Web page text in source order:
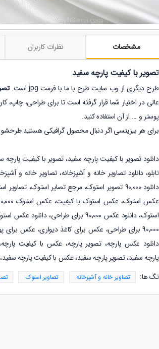
مشخصات نظرات کاربران
تصویر با کیفیت پارچه سفید
طرح دیگری از وب سایت طرح با ما با فرمت jpg است.
عالی در اختیار شما قرار گرفته است تا برای طراحی،
پوستر و ... از آن استفاده کنید.
برای هر بیزینسی اگر دنبال محصول گرافیکی هستید طرحشو
دانلود تصویر با کیفیت پارچه سفید،تصویر با کیفیت پارچه
تابلو، دانلودتصاویر خانه و آشپزخانه،تصاویر خانه و
استوک، دانلود عکس 90,000 برای
90,000 برای طراحی، عکس برای کاغذ دیواری، عکس برای پوستر، عکس با کیفیت برای کارهای تبلیغاتی
دانلود عکس پارچه، تصویر پارچه، عکس با کیفیت پارچه،
پارچهسفید، تصویر پارچهسفید، عکس با کیفیت پارچهسفید
تگ ها:
تصاویر خانه و آشپزخانه تصاویر استوک